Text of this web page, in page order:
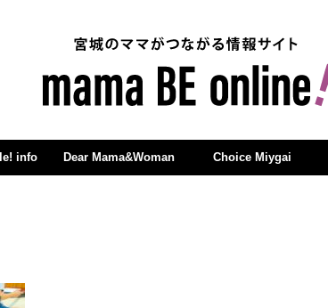
info Dear Mama&Woman Choice Miygai